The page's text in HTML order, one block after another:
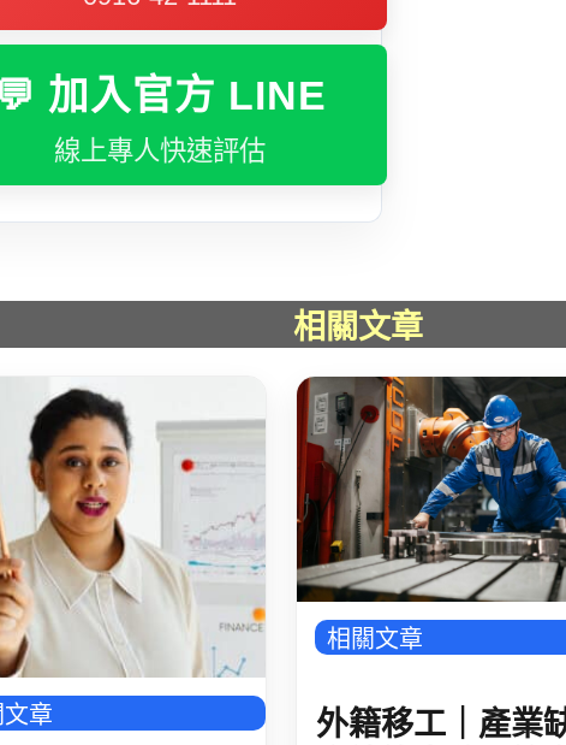
加入官方 LINE
線上專人快速評估
相關文章
章
相關文章
外籍移工｜產業